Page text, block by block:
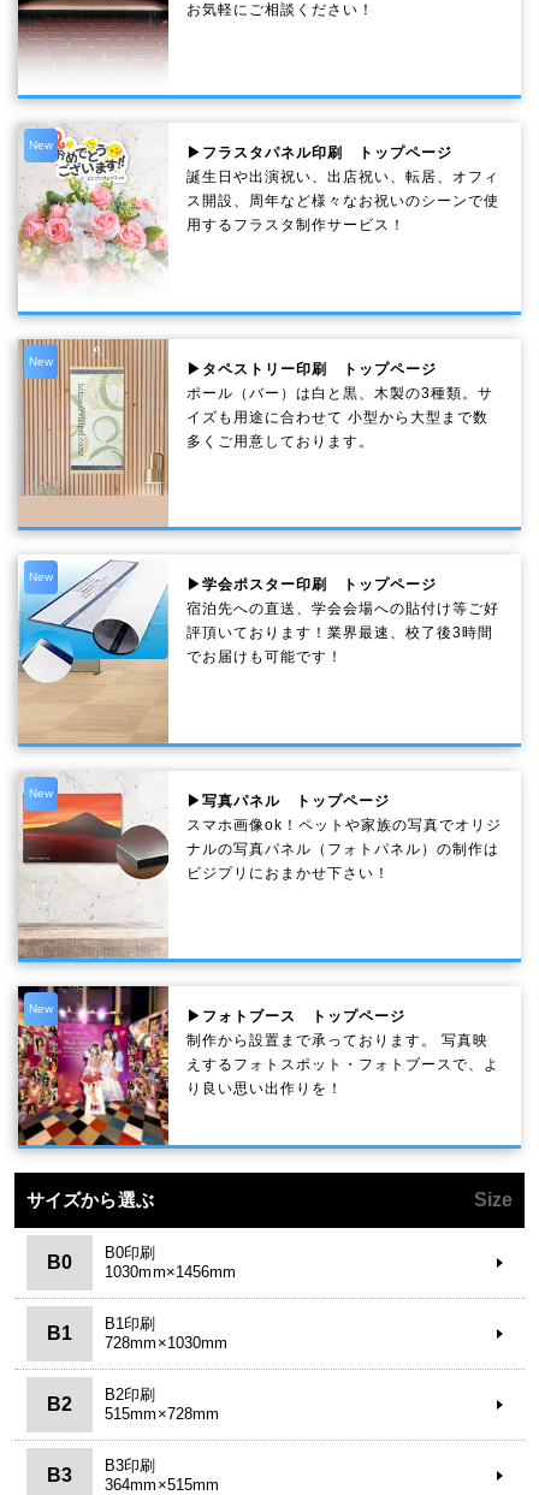
お気軽にご相談ください！
New
▶フラスタパネル印刷 トップページ
誕生日や出演祝い、出店祝い、転居、オフィ
ス開設、周年など様々なお祝いのシーンで使
用するフラスタ制作サービス！
New
▶タペストリー印刷 トップページ
ポール（バー）は白と黒、木製の3種類。サ
イズも用途に合わせて 小型から大型まで数
多くご用意しております。
New
▶学会ポスター印刷 トップページ
宿泊先への直送、学会会場への貼付け等ご好
評頂いております！業界最速、校了後3時間
でお届けも可能です！
New
▶写真パネル トップページ
スマホ画像ok！ペットや家族の写真でオリジ
ナルの写真パネル（フォトパネル）の制作は
ビジプリにおまかせ下さい！
New
▶フォトブース トップページ
制作から設置まで承っております。 写真映
えするフォトスポット・フォトブースで、よ
り良い思い出作りを！
サイズから選ぶ Size
B0
B0印刷
1030mm×1456mm
B1
B1印刷
728mm×1030mm
B2
B2印刷
515mm×728mm
B3
B3印刷
364mm×515mm